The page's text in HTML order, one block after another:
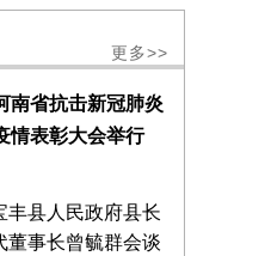
更多>>
南省抗击新冠肺炎
情表彰大会举行
丰县人民政府县长
董事长曾毓群会谈